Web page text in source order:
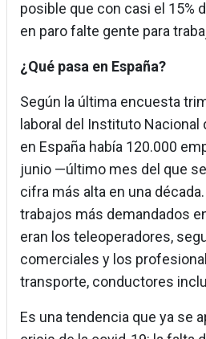
posible que con casi el 15%
en paro falte gente para
¿Qué pasa en España?
Según la última encuesta
laboral del Instituto Nacional
en España había 120.000
junio —último mes del que
cifra más alta en una
trabajos más demandados
eran los teleoperadores,
comerciales y los
transporte, conductores
Es una tendencia que ya se